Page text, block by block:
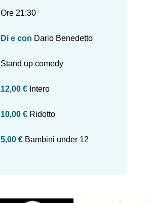
Ore 21:30
Di e con Dario Benedetto
Stand up comedy
12,00 € Intero
10,00 € Ridotto
5,00 € Bambini under 12